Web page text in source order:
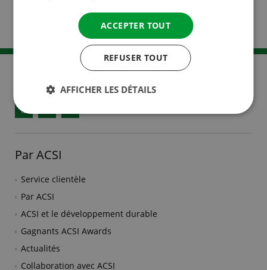
supplémentaires
Par ACSI
Service clientèle
Par ACSI
ACSI et le développement durable
Gagnants ACSI Awards
Actualités
Collaboration avec ACSI
ACCEPTER TOUT
REFUSER TOUT
AFFICHER LES DÉTAILS